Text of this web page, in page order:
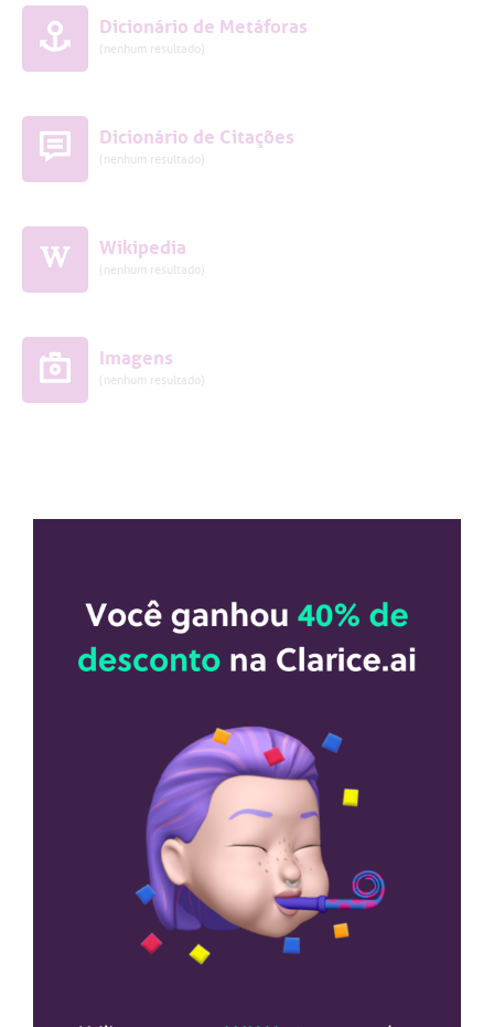
Dicionário de Metáforas
(nenhum resultado)
Dicionário de Citações
(nenhum resultado)
Wikipedia
(nenhum resultado)
Imagens
(nenhum resultado)